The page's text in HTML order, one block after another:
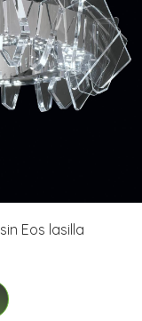
Eos lasilla